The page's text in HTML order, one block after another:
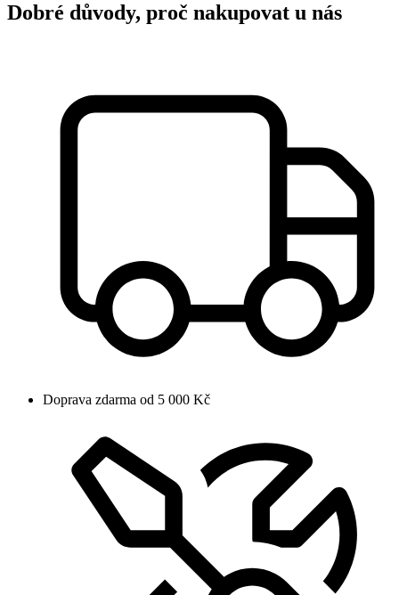
Dobré důvody, proč nakupovat u nás
Doprava zdarma od 5 000 Kč